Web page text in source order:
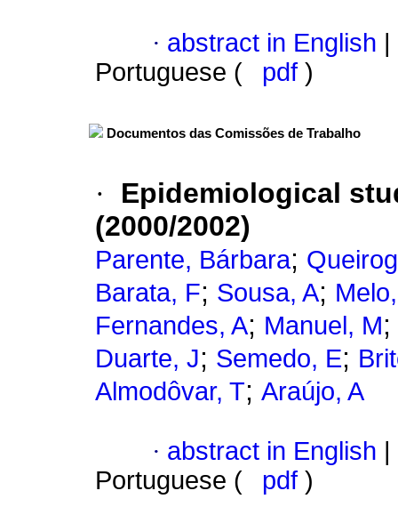
· abstract in English
Portuguese (
pdf )
Documentos das Comissões de Trabalho
·
Epidemiological
(2000/2002)
Parente, Bárbara;
Barata, F; Sousa, A;
Fernandes, A; Manuel, M;
Duarte, J; Semedo, E;
Almodôvar, T; Araújo, A
· abstract in English
Portuguese (
pdf )